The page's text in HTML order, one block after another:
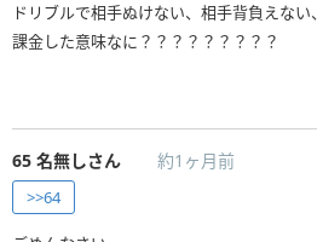
ドリブルで相手ぬけない、相手背負えない、
課金した意味なに？？？？？？？？？
65 名無しさん 約1ヶ月前
>>64